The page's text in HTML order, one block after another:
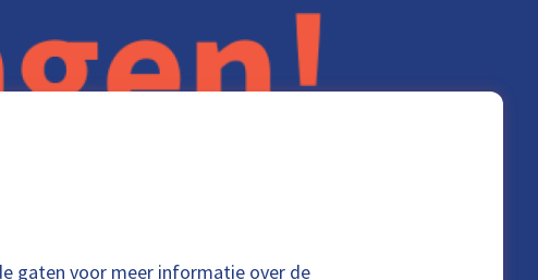
gaten voor meer informatie over de